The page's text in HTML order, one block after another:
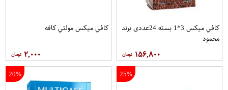
کافي ميکس 3*1 بسته 24عددی برند
محمود
۱۵۶,۸۰۰
کافي ميکس مولتي کافه
۲,۰۰۰
25%
20%